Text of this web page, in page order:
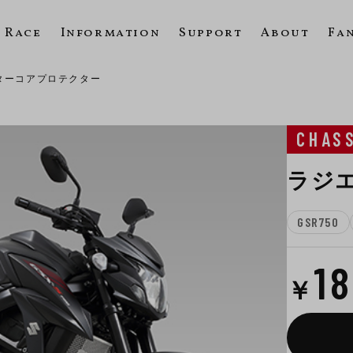
Race Information Support About
ーコアプロテクター
ラジ
GSR750
￥